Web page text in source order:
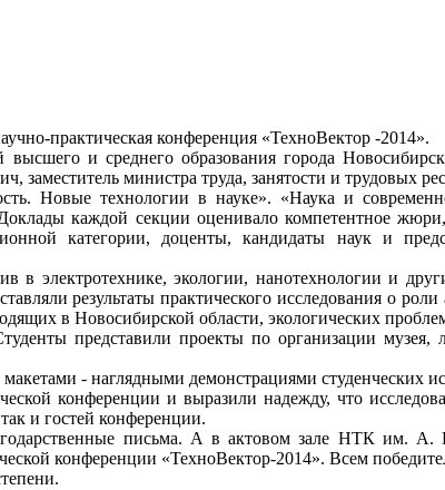
практическая конференция «ТехноВектор -2014».
и среднего образования города
министра труда, занятости и трудовых
Новые технологии в науке». «Наука и
каждой секции оценивало компетентное жюри,
категории, доценты, кандидаты наук и
электротехнике, экологии, нанотехнологии и
результаты практического исследования о
в Новосибирской области, экологических
представили проекты по организации музея,
- наглядными демонстрациями студенческих
конференции и выразили надежду, что
и гостей конференции.
письма. А в актовом зале НТК им. А.
конференции «ТехноВектор-2014». Всем